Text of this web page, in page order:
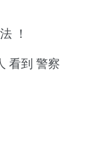
！
看到 警察